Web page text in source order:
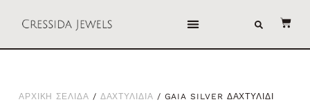
ΑΡΧΙΚΗ ΣΕΛΙΔΑ / ΔΑΧΤΥΛΙΔΙΑ / GAIA SILVER ΔΑΧΤΥΛΙΔΙ